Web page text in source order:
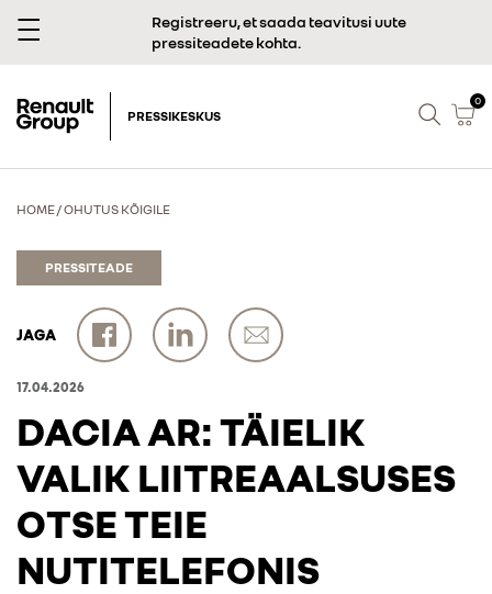
Registreeru, et saada teavitusi uute
pressiteadete kohta.
PRESSIKESKUS
0
HOME/OHUTUS KÕIGILE
PRESSITEADE
JAGA
17.04.2026
DACIA AR: TÄIELIK
VALIK LIITREAALSUSES
OTSE TEIE
NUTITELEFONIS